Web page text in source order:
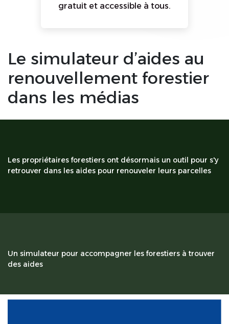
gratuit et accessible à tous.
Le simulateur d’aides au
renouvellement forestier
dans les médias
Les propriétaires forestiers ont désormais un outil pour s'y
retrouver dans les aides pour renouveler leurs parcelles
Un simulateur pour accompagner les forestiers à trouver
des aides